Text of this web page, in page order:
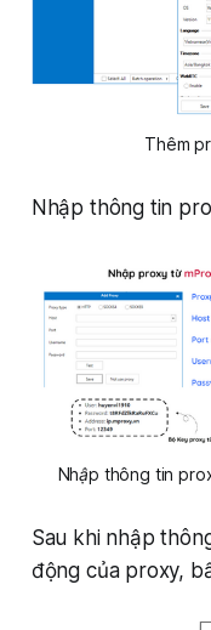
Thêm
Nhập thông tin
Nhập thông tin
Sau khi nhập
động của proxy,